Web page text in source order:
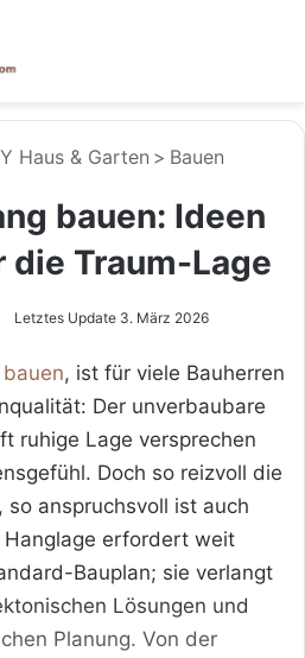
Haus & Garten > Bauen
bauen: Ideen
die Traum-Lage
Letztes Update 3. März 2026
bauen, ist für viele Bauherren
Der unverbaubare
ruhige Lage versprechen
Doch so reizvoll die
so anspruchsvoll ist auch
Hanglage erfordert weit
Bauplan; sie verlangt
Lösungen und
Planung. Von der